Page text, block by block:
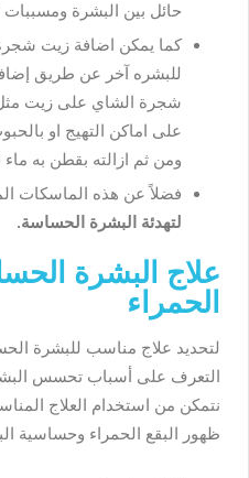
حائل بين البشرة ومسببات
كما يمكن اضافة زيت
للبشره آخر عن طريق
شجرة الشاي على زيت مثل
على اماكن التهيج او
ومن ثم ازالته بقطن به ماء
فضلاً عن هذه الماسكات
لتهدئة البشرة الحساسة.
علاج البشرة
الحمراء
لتحديد علاج مناسب للبشرة
التعرف على أسباب تحسس
نتمكن من استخدام العلاج
ظهور البقع الحمراء وحساسية